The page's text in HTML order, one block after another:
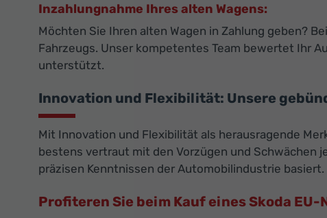
Inzahlungnahme Ihres alten Wagens:
Möchten Sie Ihren alten Wagen in Zahlung geben?
Fahrzeugs. Unser kompetentes Team bewertet Ihr
unterstützt.
Innovation und Flexibilität: Unsere
Mit Innovation und Flexibilität als herausragende
bestens vertraut mit den Vorzügen und Schwächen
präzisen Kenntnissen der Automobilindustrie basiert.
Profiteren Sie beim Kauf eines Skoda EU-